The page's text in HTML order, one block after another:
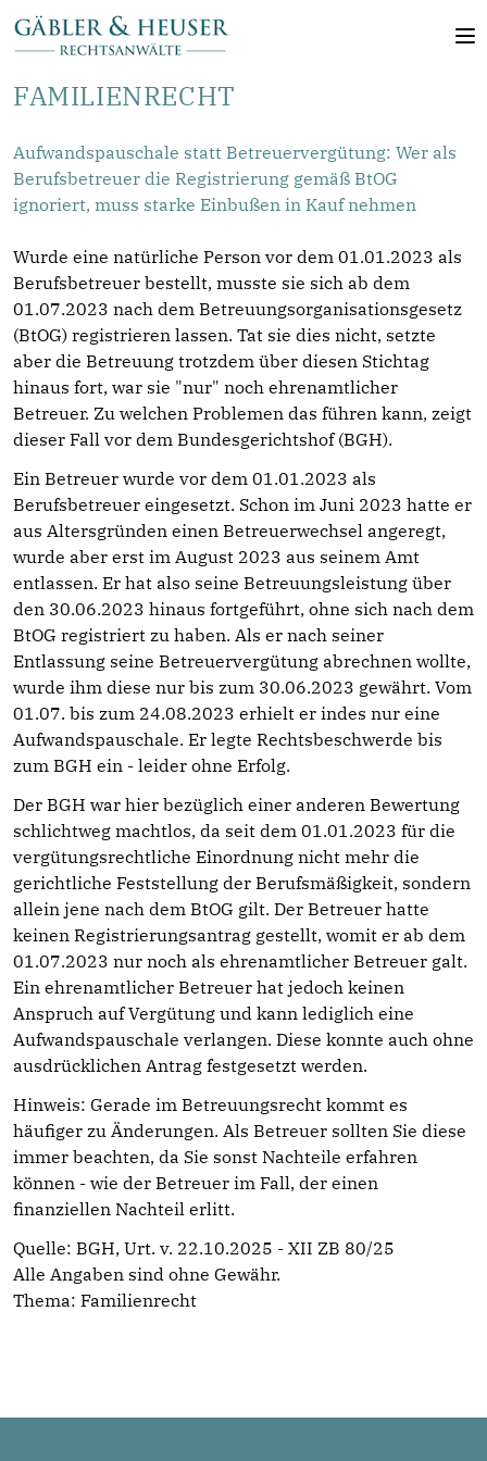
FAMILIENRECHT
Aufwandspauschale statt Betreuervergütung: Wer als
Berufsbetreuer die Registrierung gemäß BtOG
ignoriert, muss starke Einbußen in Kauf nehmen
Wurde eine natürliche Person vor dem 01.01.2023 als
Berufsbetreuer bestellt, musste sie sich ab dem
01.07.2023 nach dem Betreuungsorganisationsgesetz
(BtOG) registrieren lassen. Tat sie dies nicht, setzte
aber die Betreuung trotzdem über diesen Stichtag
hinaus fort, war sie "nur" noch ehrenamtlicher
Betreuer. Zu welchen Problemen das führen kann, zeigt
dieser Fall vor dem Bundesgerichtshof (BGH).
Ein Betreuer wurde vor dem 01.01.2023 als
Berufsbetreuer eingesetzt. Schon im Juni 2023 hatte er
aus Altersgründen einen Betreuerwechsel angeregt,
wurde aber erst im August 2023 aus seinem Amt
entlassen. Er hat also seine Betreuungsleistung über
den 30.06.2023 hinaus fortgeführt, ohne sich nach dem
BtOG registriert zu haben. Als er nach seiner
Entlassung seine Betreuervergütung abrechnen wollte,
wurde ihm diese nur bis zum 30.06.2023 gewährt. Vom
01.07. bis zum 24.08.2023 erhielt er indes nur eine
Aufwandspauschale. Er legte Rechtsbeschwerde bis
zum BGH ein - leider ohne Erfolg.
Der BGH war hier bezüglich einer anderen Bewertung
schlichtweg machtlos, da seit dem 01.01.2023 für die
vergütungsrechtliche Einordnung nicht mehr die
gerichtliche Feststellung der Berufsmäßigkeit, sondern
allein jene nach dem BtOG gilt. Der Betreuer hatte
keinen Registrierungsantrag gestellt, womit er ab dem
01.07.2023 nur noch als ehrenamtlicher Betreuer galt.
Ein ehrenamtlicher Betreuer hat jedoch keinen
Anspruch auf Vergütung und kann lediglich eine
Aufwandspauschale verlangen. Diese konnte auch ohne
ausdrücklichen Antrag festgesetzt werden.
Hinweis: Gerade im Betreuungsrecht kommt es
häufiger zu Änderungen. Als Betreuer sollten Sie diese
immer beachten, da Sie sonst Nachteile erfahren
können - wie der Betreuer im Fall, der einen
finanziellen Nachteil erlitt.
Quelle: BGH, Urt. v. 22.10.2025 - XII ZB 80/25
Alle Angaben sind ohne Gewähr.
Thema: Familienrecht